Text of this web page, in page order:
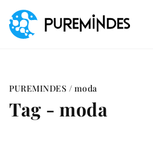
PUREMINDES / moda
Tag - moda